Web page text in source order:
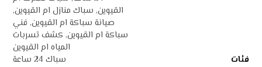
القيوين, سباك منازل ام القيوين,
صيانة سباكة ام القيوين, فني
سباكة ام القيوين, كشف تسربات
المياه ام القيوين
فئات
سباك 24 ساعة